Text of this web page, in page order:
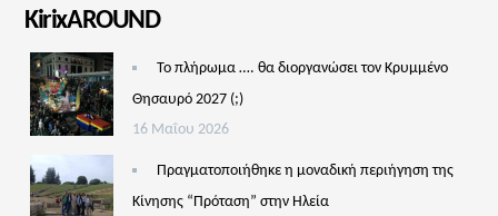
KirixAROUND
Το πλήρωμα …. θα διοργανώσει τον Κρυμμένο
Θησαυρό 2027 (;)
16 Μαΐου 2026
Πραγματοποιήθηκε η μοναδική περιήγηση της
Κίνησης “Πρόταση” στην Ηλεία